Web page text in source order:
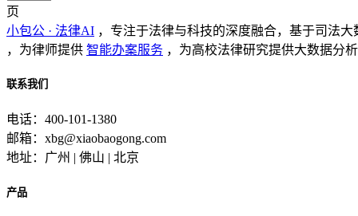
页
小包公 · 法律AI ，专注于法律与科技的深度融合，基于司法
，为律师提供 智能办案服务 ，为高校法律研究提供大数据分
联系我们
电话：400-101-1380
邮箱：xbg@xiaobaogong.com
地址：广州 | 佛山 | 北京
产品